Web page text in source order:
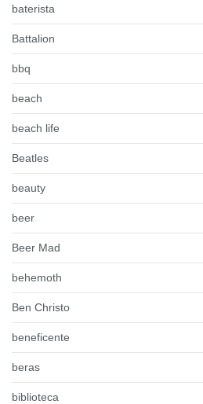
baterista
Battalion
bbq
beach
beach life
Beatles
beauty
beer
Beer Mad
behemoth
Ben Christo
beneficente
beras
biblioteca